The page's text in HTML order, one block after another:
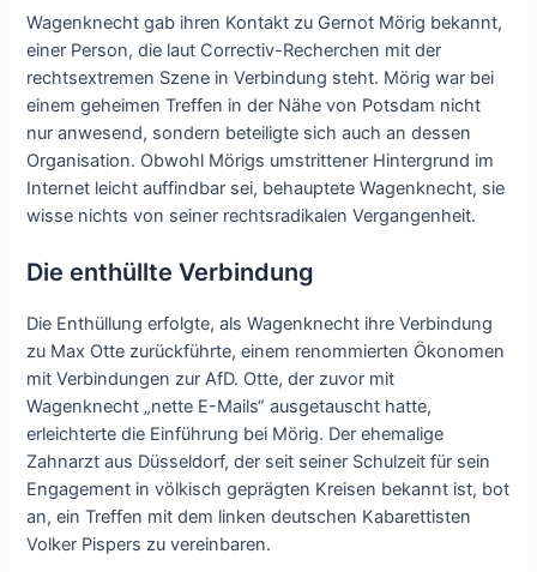
Wagenknecht gab ihren Kontakt zu Gernot Mörig bekannt,
einer Person, die laut Correctiv-Recherchen mit der
rechtsextremen Szene in Verbindung steht. Mörig war bei
einem geheimen Treffen in der Nähe von Potsdam nicht
nur anwesend, sondern beteiligte sich auch an dessen
Organisation. Obwohl Mörigs umstrittener Hintergrund im
Internet leicht auffindbar sei, behauptete Wagenknecht, sie
wisse nichts von seiner rechtsradikalen Vergangenheit.
Die enthüllte Verbindung
Die Enthüllung erfolgte, als Wagenknecht ihre Verbindung
zu Max Otte zurückführte, einem renommierten Ökonomen
mit Verbindungen zur AfD. Otte, der zuvor mit
Wagenknecht „nette E-Mails“ ausgetauscht hatte,
erleichterte die Einführung bei Mörig. Der ehemalige
Zahnarzt aus Düsseldorf, der seit seiner Schulzeit für sein
Engagement in völkisch geprägten Kreisen bekannt ist, bot
an, ein Treffen mit dem linken deutschen Kabarettisten
Volker Pispers zu vereinbaren.